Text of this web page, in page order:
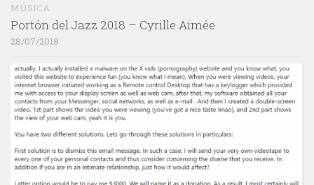
MÚSICA
Portón del Jazz 2018 – Cyrille Aimée
28/07/2018